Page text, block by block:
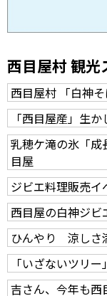
西目屋村 観光
西目屋村 「白神
「西目屋産」生
乳穂ケ滝の氷「
目屋
ジビエ料理販売
西目屋の白神ジ
ひんやり 涼しさ
「いざないツリ
吉さん、今年も西